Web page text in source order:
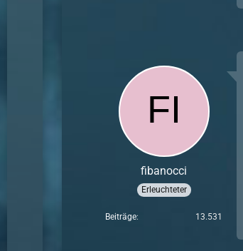
fibanocci
Erleuchteter
Beiträge 13.531